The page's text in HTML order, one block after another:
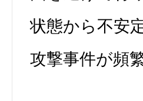
状態から不安
攻撃事件が頻